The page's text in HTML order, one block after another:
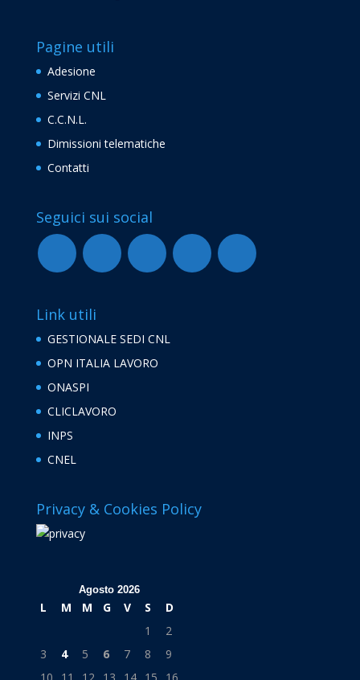
Pagine utili
Adesione
Servizi CNL
C.C.N.L.
Dimissioni telematiche
Contatti
Seguici sui social
Link utili
GESTIONALE SEDI CNL
OPN ITALIA LAVORO
ONASPI
CLICLAVORO
INPS
CNEL
Privacy & Cookies Policy
Agosto 2026
L M M G V S
D
1
2
3
4 5 6 7 8
9